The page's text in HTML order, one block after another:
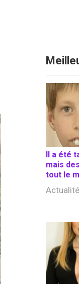
Il a été
mais
tout le